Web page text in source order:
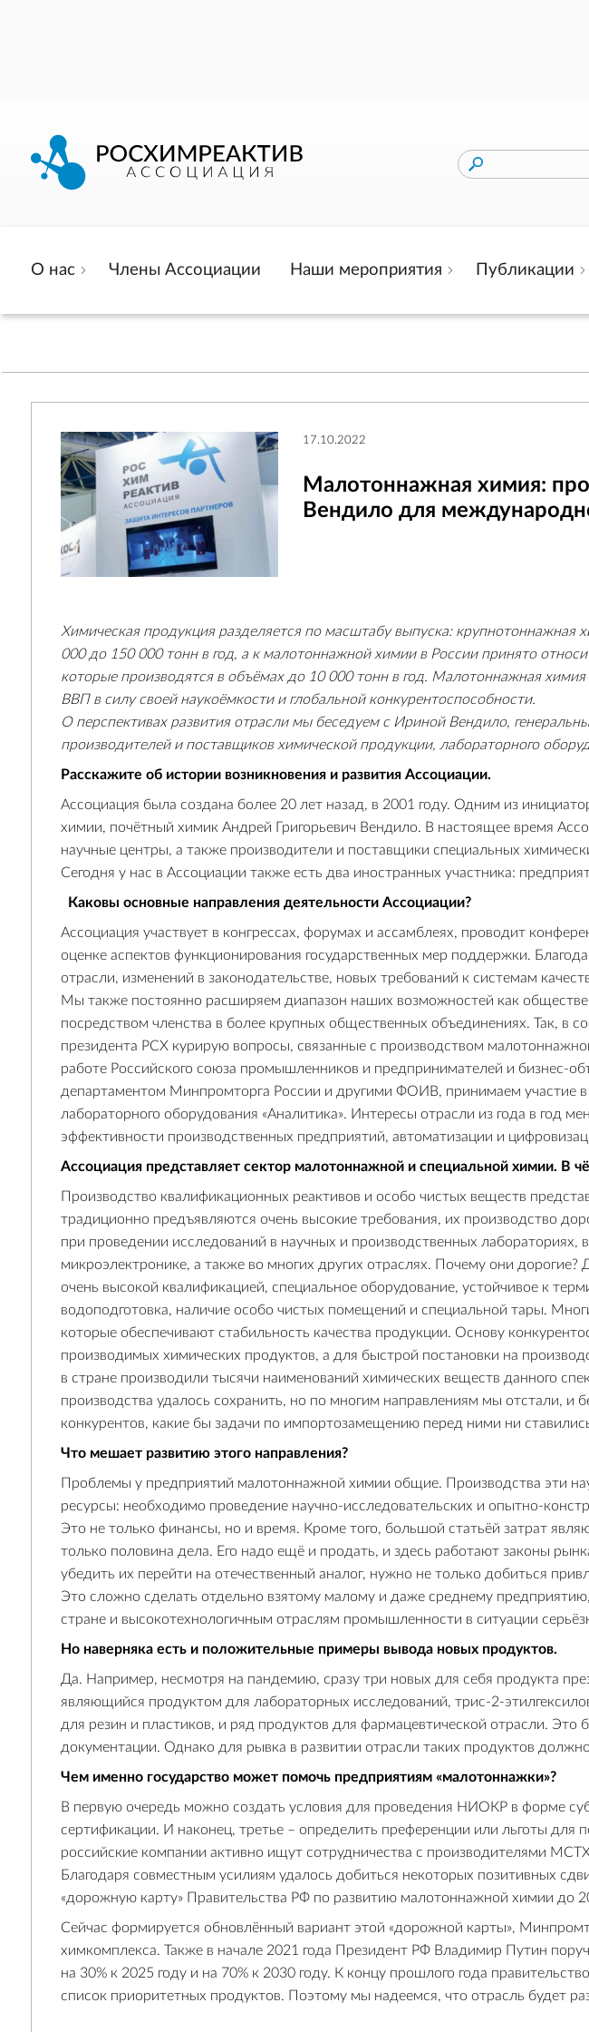
О нас Члены Ассоциации Наши мероприятия Публикации
17.10.2022
Малотоннажная химия:
Вендило для
Химическая продукция разделяется по масштабу выпуска:
000 до 150 000 тонн в год, а к малотоннажной химии в России принято
которые производятся в объёмах до 10 000 тонн в год. Малотоннажная химия
ВВП в силу своей наукоёмкости и глобальной конкурентоспособности.
О перспективах развития отрасли мы беседуем с Ириной Вендило,
производителей и поставщиков химической продукции, лабораторного
Расскажите об истории возникновения и развития Ассоциации.
Ассоциация была создана более 20 лет назад, в 2001 году. Одним из
химии, почётный химик Андрей Григорьевич Вендило. В настоящее время
научные центры, а также производители и поставщики специальных
Сегодня у нас в Ассоциации также есть два иностранных участника:
Каковы основные направления деятельности Ассоциации?
Ассоциация участвует в конгрессах, форумах и ассамблеях, проводит
оценке аспектов функционирования государственных мер поддержки.
отрасли, изменений в законодательстве, новых требований к системам
Мы также постоянно расширяем диапазон наших возможностей как
посредством членства в более крупных общественных объединениях. Так, в
президента РСХ курирую вопросы, связанные с производством
работе Российского союза промышленников и предпринимателей и бизнес-
департаментом Минпромторга России и другими ФОИВ, принимаем участие
лабораторного оборудования «Аналитика». Интересы отрасли из года в год
эффективности производственных предприятий, автоматизации и
Ассоциация представляет сектор малотоннажной и специальной химии. В
Производство квалификационных реактивов и особо чистых веществ
традиционно предъявляются очень высокие требования, их производство
при проведении исследований в научных и производственных
микроэлектронике, а также во многих других отраслях. Почему они
очень высокой квалификацией, специальное оборудование, устойчивое к
водоподготовка, наличие особо чистых помещений и специальной тары.
которые обеспечивают стабильность качества продукции. Основу
производимых химических продуктов, а для быстрой постановки на
в стране производили тысячи наименований химических веществ данного
производства удалось сохранить, но по многим направлениям мы отстали, и
конкурентов, какие бы задачи по импортозамещению перед ними ни
Что мешает развитию этого направления?
Проблемы у предприятий малотоннажной химии общие. Производства эти
ресурсы: необходимо проведение научно-исследовательских и опытно-
Это не только финансы, но и время. Кроме того, большой статьёй затрат
только половина дела. Его надо ещё и продать, и здесь работают законы
убедить их перейти на отечественный аналог, нужно не только добиться
Это сложно сделать отдельно взятому малому и даже среднему
стране и высокотехнологичным отраслям промышленности в ситуации
Но наверняка есть и положительные примеры вывода новых продуктов.
Да. Например, несмотря на пандемию, сразу три новых для себя продукта
являющийся продуктом для лабораторных исследований, трис-2-
для резин и пластиков, и ряд продуктов для фармацевтической отрасли.
документации. Однако для рывка в развитии отрасли таких продуктов
Чем именно государство может помочь предприятиям «малотоннажки»?
В первую очередь можно создать условия для проведения НИОКР в форме
сертификации. И наконец, третье – определить преференции или льготы для
российские компании активно ищут сотрудничества с производителями
Благодаря совместным усилиям удалось добиться некоторых позитивных
«дорожную карту» Правительства РФ по развитию малотоннажной химии до
Сейчас формируется обновлённый вариант этой «дорожной карты»,
химкомплекса. Также в начале 2021 года Президент РФ Владимир Путин
на 30% к 2025 году и на 70% к 2030 году. К концу прошлого года
список приоритетных продуктов. Поэтому мы надеемся, что отрасль будет